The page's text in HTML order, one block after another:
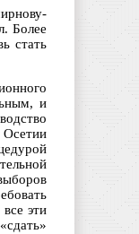
Более
стать
и
Осетии
эти